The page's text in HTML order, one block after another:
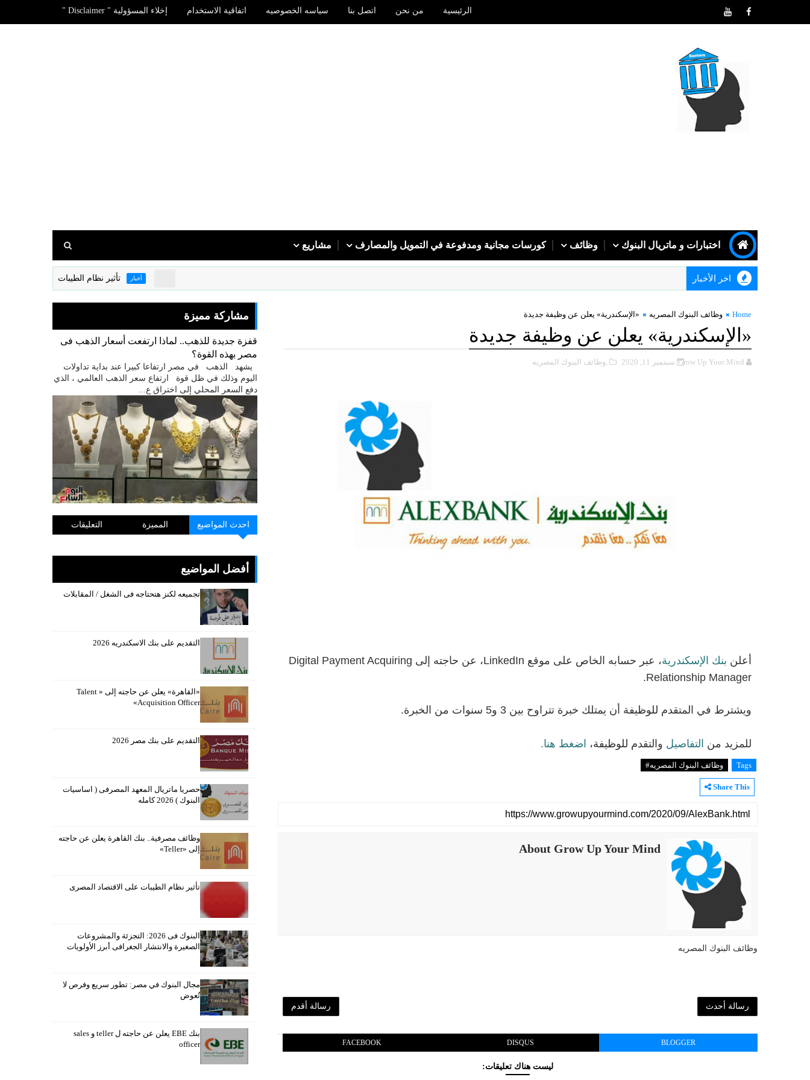
الرئيسية من نحن اتصل بنا سياسه الخصوصيه اتفاقية الاستخدام إخلاء المسؤولية " Disclaimer "
اختبارات و ماتريال البنوك وظائف كورسات مجانية ومدفوعة في التمويل والمصارف مشاريع
اخر الأخبار تأثير نظام الطيبات على الاقتصاد
Home وظائف البنوك المصريه «الإسكندرية» يعلن عن وظيفة جديدة
«الإسكندرية» يعلن عن وظيفة جديدة
Grow Up Your Mind سبتمبر 11, 2020 ,وظائف البنوك المصريه
أعلن بنك الإسكندرية
، عبر حسابه الخاص على موقع LinkedIn، عن حاجته إلى Digital Payment Acquiring
Relationship Manager.
ويشترط في المتقدم للوظيفة أن يمتلك خبرة تتراوح بين 3 و5 سنوات من الخبرة.
للمزيد من التفاصيل والتقدم للوظيفة، اضغط هنا.
Tags وظائف البنوك المصريه#
Share This
About Grow Up Your Mind
وظائف البنوك المصريه
رسالة أحدث رسالة أقدم
BLOGGER
DISQUS
FACEBOOK
ليست هناك تعليقات:
مشاركة مميزة
قفزة جديدة للذهب.. لماذا ارتفعت أسعار الذهب فى
مصر بهذه القوة؟
يشهد الذهب في مصر ارتفاعا كبيرا عند بداية تداولات
اليوم وذلك في ظل قوة ارتفاع سعر الذهب العالمي ، الذي
دفع السعر المحلي إلى اختراق ع...
احدث المواضيع المميزة التعليقات
أفضل المواضيع
تجميعه لكنز هتحتاجه فى الشغل / المقابلات
التقديم على بنك الاسكندريه 2026
«القاهرة» يعلن عن حاجته إلى « Talent
Acquisition Officer»
التقديم على بنك مصر 2026
حصريا ماتريال المعهد المصرفى ( اساسيات
البنوك ) 2026 كامله
وظائف مصرفية.. بنك القاهرة يعلن عن حاجته
إلى «Teller»
تأثير نظام الطيبات على الاقتصاد المصرى
البنوك فى 2026: التجزئة والمشروعات
الصغيرة والانتشار الجغرافى أبرز الأولويات
مجال البنوك في مصر: تطور سريع وفرص لا
تُعوض
بنك EBE يعلن عن حاجته ل teller و sales
officer